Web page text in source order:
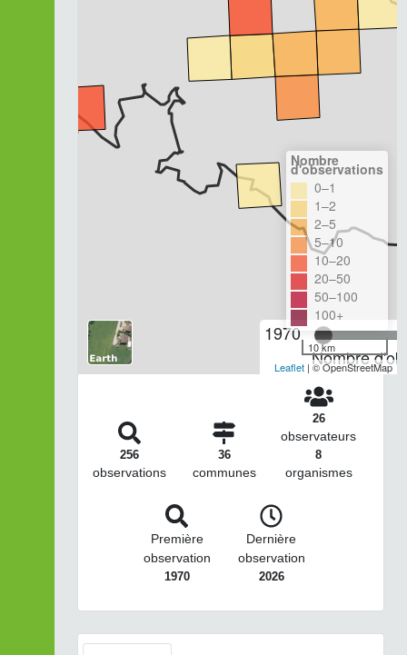
1970
Nombre
Nombre
d'observations
0–1
1–2
2–5
5–10
10–20
20–50
50–100
100+
10 km
Leaflet | © OpenStreetMap
256
observations
36
communes
26
observateurs
8
organismes
Première
observation
1970
Dernière
observation
2026